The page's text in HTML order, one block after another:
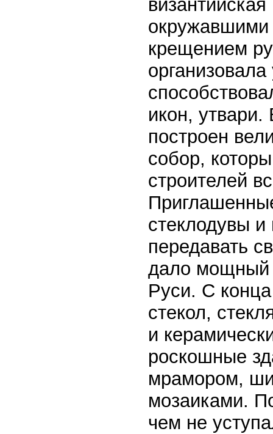
окружавшими
крещением
икон,
построен
собор,
строителей
стеклодувы и
передавать
дало мощный
Руси. С
стекол,
и
роскошные
мрамором,
мозаиками.
чем не